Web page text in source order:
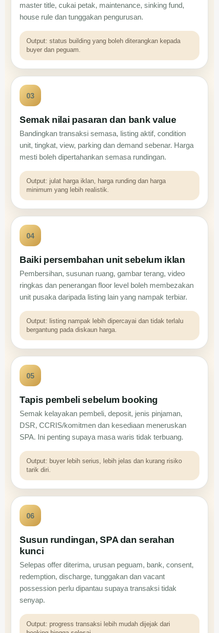
master title, cukai petak, maintenance, sinking fund,
house rule dan tunggakan pengurusan.
Output: status building yang boleh diterangkan kepada
buyer dan peguam.
03
Semak nilai pasaran dan bank value
Bandingkan transaksi semasa, listing aktif, condition
unit, tingkat, view, parking dan demand sebenar. Harga
mesti boleh dipertahankan semasa rundingan.
Output: julat harga iklan, harga runding dan harga
minimum yang lebih realistik.
04
Baiki persembahan unit sebelum iklan
Pembersihan, susunan ruang, gambar terang, video
ringkas dan penerangan floor level boleh membezakan
unit pusaka daripada listing lain yang nampak terbiar.
Output: listing nampak lebih dipercayai dan tidak terlalu
bergantung pada diskaun harga.
05
Tapis pembeli sebelum booking
Semak kelayakan pembeli, deposit, jenis pinjaman,
DSR, CCRIS/komitmen dan kesediaan meneruskan
SPA. Ini penting supaya masa waris tidak terbuang.
Output: buyer lebih serius, lebih jelas dan kurang risiko
tarik diri.
06
Susun rundingan, SPA dan serahan
kunci
Selepas offer diterima, urusan peguam, bank, consent,
redemption, discharge, tunggakan dan vacant
possession perlu dipantau supaya transaksi tidak
senyap.
Output: progress transaksi lebih mudah dijejak dari